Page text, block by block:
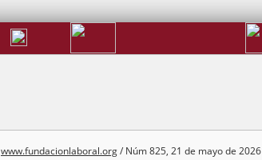
www.fundacionlaboral.org/ Núm 825, 21 de mayo de 2026